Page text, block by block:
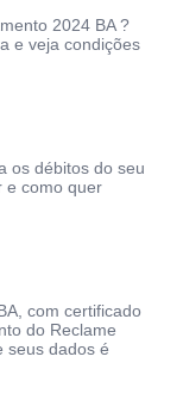
2024 BA ?
e veja condições
os débitos do seu
e como quer
com certificado
do Reclame
seus dados é